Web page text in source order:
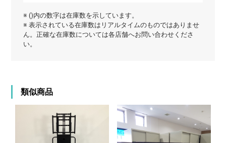
※ ()内の数字は在庫数を示しています。
※ 表示されている在庫数はリアルタイムのものではありませ
ん。正確な在庫数については各店舗へお問い合わせくださ
い。
類似商品